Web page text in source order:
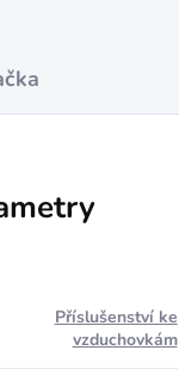
Příslušenství ke
vzduchovkám